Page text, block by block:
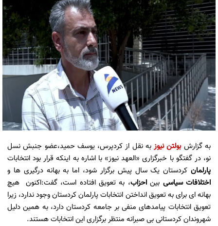
به گزارش بولتن نیوزبه نقل از کردپرس، یوسف حمید،عضو جنبش نسل
نو، در گفتگو با خبرگزاری «العهد نیوز» با اشاره به اینکه قرار بود انتخابات
پارلمان کردستان یک سال پیش برگزار شود، اما به بهانه درگیری ها و
اختلافات سیاسی بیناحزاب، به تعویق افتاده است، گفت:اکنون هیچ
بهانه ای برای به تعویق انداختن انتخابات پارلمان کردستان وجود ندارد، زیرا
تعویق انتخابات پیامدهای منفی بر جامعه کردستان دارد، به همین دلیل
شهروندان کردستانی بی صبرانه منتظر برگزاری این انتخابات هستند.